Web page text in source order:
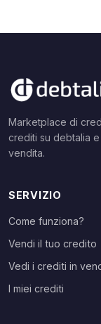
Marketplace di
crediti su debtalia
vendita.
SERVIZIO
Come funziona?
Vendi il tuo credito
Vedi i crediti in
I miei crediti